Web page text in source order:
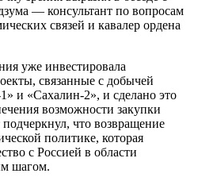
— консультант по вопросам
связей и кавалер ордена
уже инвестировала
связанные с добычей
и «Сахалин-2», и сделано это
возможности закупки
что возвращение
политике, которая
с Россией в области
шагом.